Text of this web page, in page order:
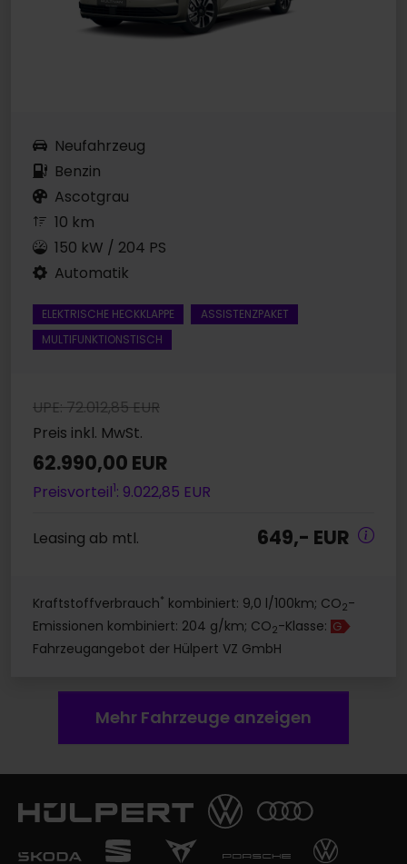
Neufahrzeug
Benzin
Ascotgrau
10 km
150 kW / 204 PS
Automatik
ELEKTRISCHE HECKKLAPPE
ASSISTENZPAKET
MULTIFUNKTIONSTISCH
UPE: 72.012,85 EUR
Preis inkl. MwSt.
62.990,00 EUR
Preisvorteil1: 9.022,85 EUR
Leasing ab mtl. 649,- EUR
Kraftstoffverbrauch* kombiniert: 9,0 l/100km; CO2-
Emissionen kombiniert: 204 g/km; CO2-Klasse: G
Fahrzeugangebot der Hülpert VZ GmbH
Mehr Fahrzeuge anzeigen